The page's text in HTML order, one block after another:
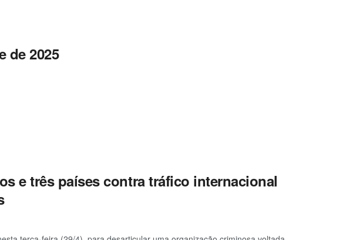
de 2025
e três países contra tráfico internacional